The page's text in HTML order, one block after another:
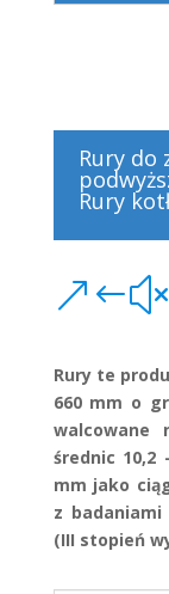
Rury do
Rury
Rury te
660 mm o
walcowane
średnic 10,2
mm jako
z badaniami
(III stopień